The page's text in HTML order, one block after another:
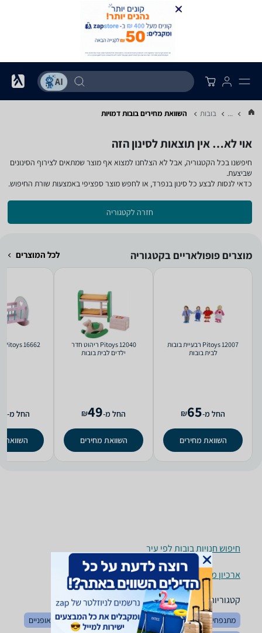
... בובות השוואת מחירים בובות ‏דמויות
אוי לא… אין תוצאות לסינון הזה
חיפשנו בכל הקטגוריה, אבל לא הצלחנו למצוא אף מוצר שמתאים לצירוף הסינונים
שביצעת.
כדאי לנסות לבצע כל סינון בנפרד, או לחפש מוצר ספציפי באמצעות שורת החיפוש.
חזרה לקטגוריה
מוצרים פופולאריים בקטגוריה לכל המוצרים
Pitoys 12007 רבעיית בובות
לבית בובות
החל מ-65
₪
השוואת מחירים
Pitoys 12040 ריהוט חדר
ילדים לבית בובות
החל מ-49
₪
השוואת מחירים
Pitoys 16662 עריסה לבובה
החל מ-
השוואת
חיפוש חנויות בובות לפי עיר
ארכיון מוצרים
קטגוריות משלימות
מתנפחים צעצועי תינוקות צעצועים לאמבטיה
בימבות ואופניים